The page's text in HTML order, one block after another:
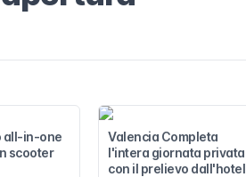
all-in-one
scooter
Valencia Completa
l'intera giornata privata
con il prelievo dall'hotel